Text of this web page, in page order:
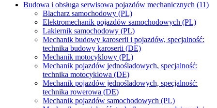
Budowa i obsługa serwisowa pojazdów mechanicznych (11)
Blacharz samochodowy (PL)
Elektromechanik pojazdów samochodowych (PL)
Lakiernik samochodowy (PL)
Mechanik budowy karoserii i pojazdów, specjalność:
technika budowy karoserii (DE)
Mechanik motocyklowy (PL)
Mechanik pojazdów jednośladowych, specjalność:
technika motocyklowa (DE)
Mechanik pojazdów jednośladowych, specjalność:
technika rowerowa (DE)
Mechanik pojazdów samochodowych (PL)